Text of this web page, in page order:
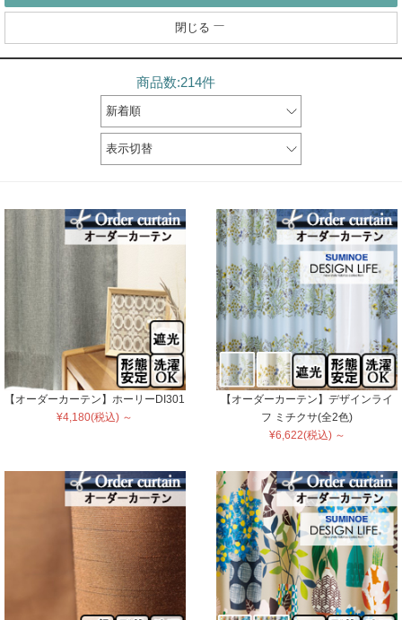
閉じる
商品数:214件
新着順
表示切替
【オーダーカーテン】ホーリーDI301
¥4,180(税込) ～
【オーダーカーテン】デザインライ
フ ミチクサ(全2色)
¥6,622(税込) ～